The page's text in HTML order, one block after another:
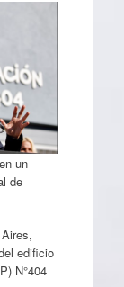
un
de
edificio
N°404